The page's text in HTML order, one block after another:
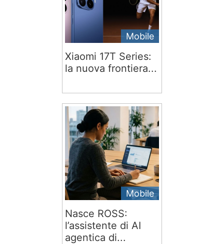
Mobile
Xiaomi 17T Series:
la nuova frontiera...
Mobile
Nasce ROSS:
l’assistente di AI
agentica di...